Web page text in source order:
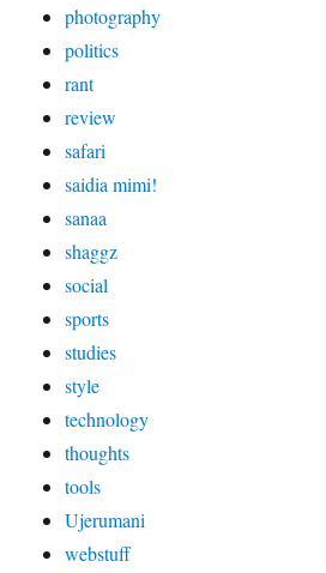
photography
politics
rant
review
safari
saidia mimi!
sanaa
shaggz
social
sports
studies
style
technology
thoughts
tools
Ujerumani
webstuff